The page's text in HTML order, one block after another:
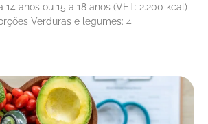
14 anos ou 15 a 18 anos (VET: 2.200 kcal)
Verduras e legumes: 4